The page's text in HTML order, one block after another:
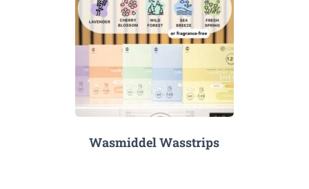
Wasmiddel Wasstrips